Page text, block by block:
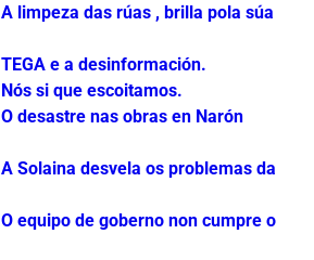
A limpeza das rúas , brilla pola súa
TEGA e a desinformación.
Nós si que escoitamos.
O desastre nas obras en Narón
A Solaina desvela os problemas da
O equipo de goberno non cumpre o